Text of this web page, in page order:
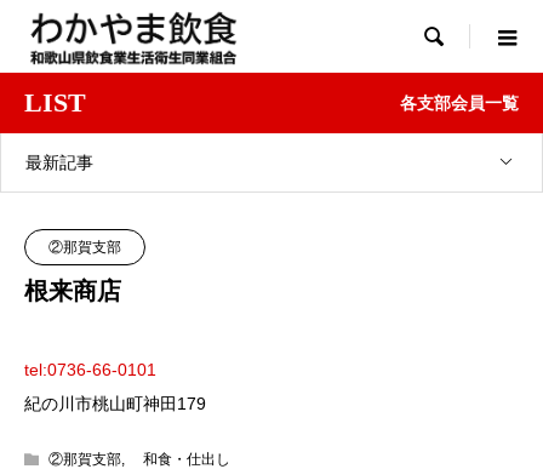

LIST 各支部会員一覧
最新記事
②那賀支部
根来商店
tel:0736-66-0101
紀の川市桃山町神田179
②那賀支部, 和食・仕出し